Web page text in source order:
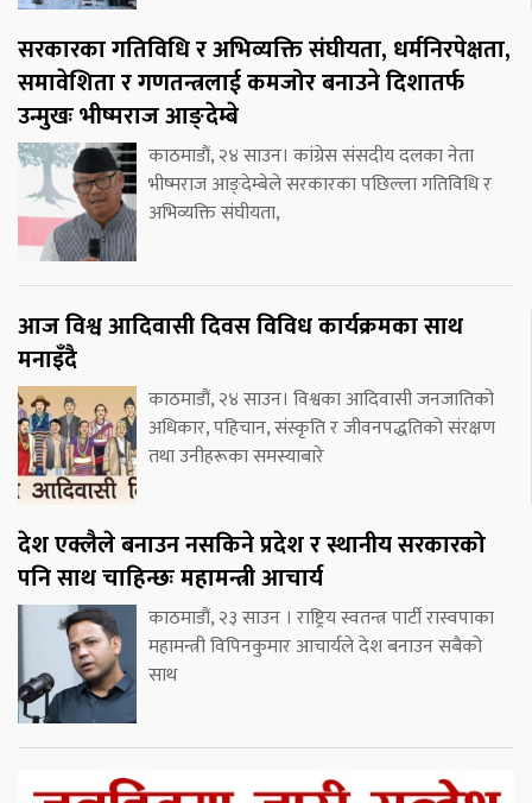
सरकारका गतिविधि र अभिव्यक्ति संघीयता, धर्मनिरपेक्षता,
समावेशिता र गणतन्त्रलाई कमजोर बनाउने दिशातर्फ
उन्मुखः भीष्मराज आङ्देम्बे
काठमाडौं, २४ साउन। कांग्रेस संसदीय दलका नेता
भीष्मराज आङ्देम्बेले सरकारका पछिल्ला गतिविधि र
अभिव्यक्ति संघीयता,
आज विश्व आदिवासी दिवस विविध कार्यक्रमका साथ
मनाइँदै
काठमाडौं, २४ साउन। विश्वका आदिवासी जनजातिको
अधिकार, पहिचान, संस्कृति र जीवनपद्धतिको संरक्षण
तथा उनीहरूका समस्याबारे
देश एक्लैले बनाउन नसकिने प्रदेश र स्थानीय सरकारको
पनि साथ चाहिन्छः महामन्त्री आचार्य
काठमाडौं, २३ साउन । राष्ट्रिय स्वतन्त्र पार्टी रास्वपाका
महामन्त्री विपिनकुमार आचार्यले देश बनाउन सबैको
साथ